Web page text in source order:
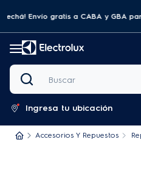
Envío gratis a CABA y GBA
Buscar
Ingresa tu ubicación
Accesorios Y Repuestos